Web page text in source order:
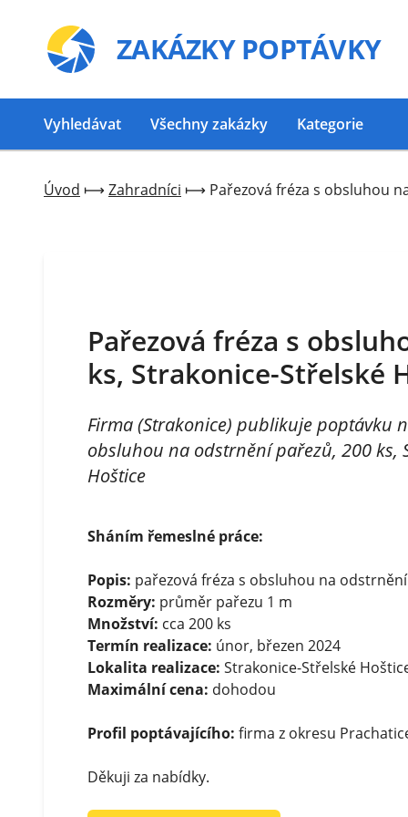
ZAKÁZKY POPTÁVKY
Vyhledávat Všechny zakázky Kategorie
Úvod ⟼ Zahradníci ⟼ Pařezová fréza s obsluhou
Pařezová fréza s
ks, Strakonice-Střelské
Firma (Strakonice) publikuje poptávku
obsluhou na odstrnění pařezů, 200 ks,
Hoštice
Sháním řemeslné práce:
Popis: pařezová fréza s obsluhou na
Rozměry: průměr pařezu 1 m
Množství: cca 200 ks
Termín realizace: únor, březen 2024
Lokalita realizace: Strakonice-Střelské
Maximální cena: dohodou
Profil poptávajícího: firma z okresu
Děkuji za nabídky.